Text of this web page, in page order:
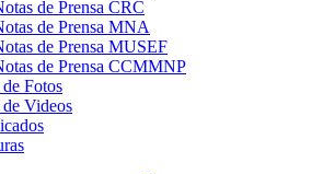
de Prensa CRC
de Prensa MNA
de Prensa MUSEF
de Prensa CCMMNP
Fotos
Videos